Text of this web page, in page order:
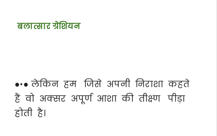
बलात्सार ग्रेशियन
●•● लेकिन हम जिसे अपनी निराशा कहते
हैं वो अक्सर अपूर्ण आशा की तीक्ष्ण पीड़ा
होती है।